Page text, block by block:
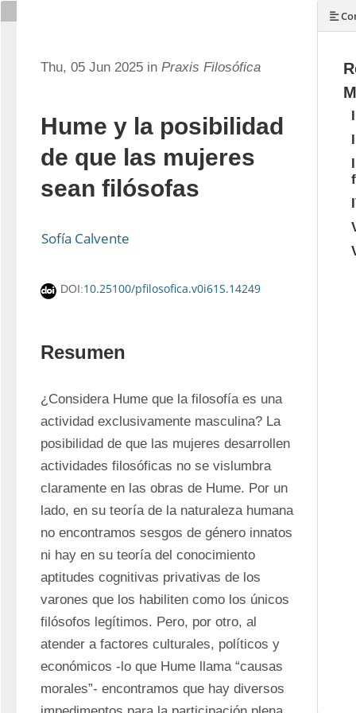
Thu, 05 Jun 2025 in Praxis Filosófica
Hume y la posibilidad
de que las mujeres
sean filósofas
Sofía Calvente
DOI:10.25100/pfilosofica.v0i61S.14249
Resumen
¿Considera Hume que la filosofía es una
actividad exclusivamente masculina? La
posibilidad de que las mujeres desarrollen
actividades filosóficas no se vislumbra
claramente en las obras de Hume. Por un
lado, en su teoría de la naturaleza humana
no encontramos sesgos de género innatos
ni hay en su teoría del conocimiento
aptitudes cognitivas privativas de los
varones que los habiliten como los únicos
filósofos legítimos. Pero, por otro, al
atender a factores culturales, políticos y
económicos -lo que Hume llama “causas
morales”- encontramos que hay diversos